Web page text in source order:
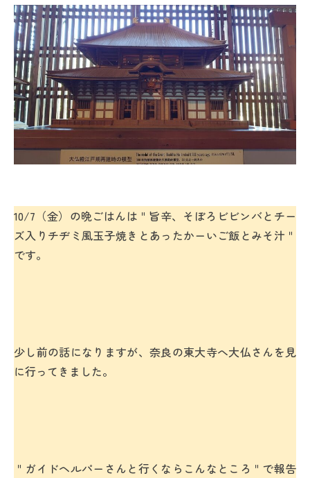
10/7（金）の晩ごはんは＂旨辛、そぼろビビンバとチー
ズ入りチヂミ風玉子焼きとあったかーいご飯とみそ汁＂
です。
少し前の話になりますが、奈良の東大寺へ大仏さんを見
に行ってきました。
＂ガイドヘルパーさんと行くならこんなところ＂で報告